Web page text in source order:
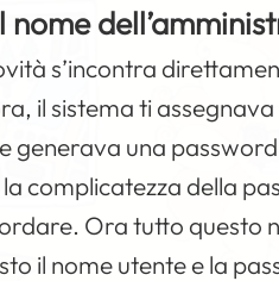
nome
s’incontra
il sistema ti
generava una
complicatezza della
Ora tutto questo
il nome utente e la